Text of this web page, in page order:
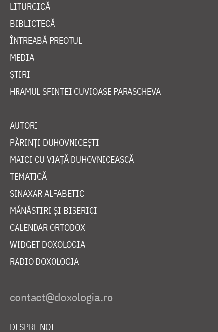
LITURGICĂ
BIBLIOTECĂ
ÎNTREABĂ PREOTUL
MEDIA
ȘTIRI
HRAMUL SFINTEI CUVIOASE PARASCHEVA
AUTORI
PĂRINȚI DUHOVNICEȘTI
MAICI CU VIAȚĂ DUHOVNICEASCĂ
TEMATICĂ
SINAXAR ALFABETIC
MĂNĂSTIRI ȘI BISERICI
CALENDAR ORTODOX
WIDGET DOXOLOGIA
RADIO DOXOLOGIA
DESPRE NOI